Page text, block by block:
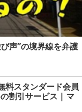
声”の境界線を弁護
料スタンダード会員
割引サービス | マ